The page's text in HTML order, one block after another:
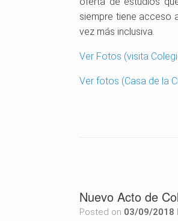
siempre tiene acceso
vez más inclusiva.
Ver Fotos (visita
Ver fotos (Casa de la
Nuevo Acto de
Posted on 03/09/2018